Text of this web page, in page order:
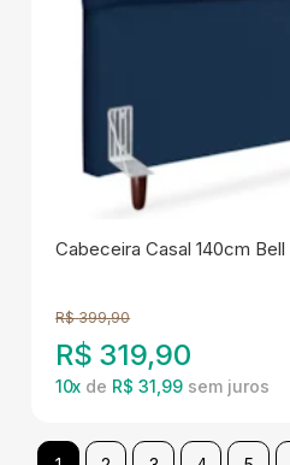
Cabeceira Casal 140cm
R$ 399,90
R$ 319,90
10x de R$ 31,99